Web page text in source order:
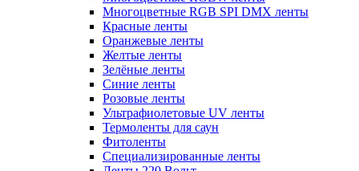
Многоцветные RGB SPI DMX ленты
Красные ленты
Оранжевые ленты
Желтые ленты
Зелёные ленты
Синие ленты
Розовые ленты
Ультрафиолетовые UV ленты
Термоленты для саун
Фитоленты
Специализированные ленты